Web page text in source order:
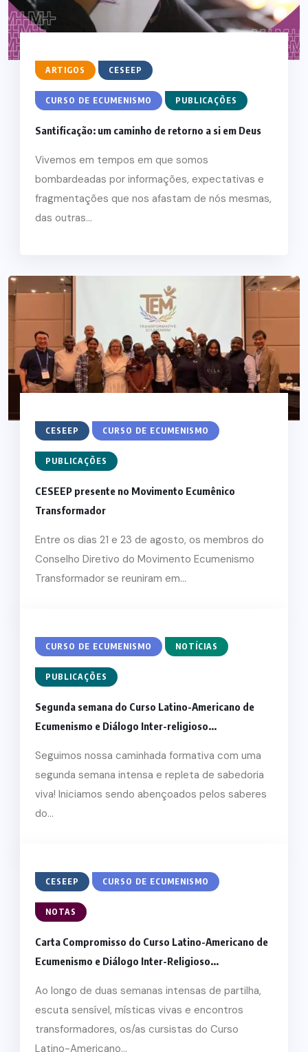
ARTIGOS CESEEP
CURSO DE ECUMENISMO PUBLICAÇÕES
Santificação: um caminho de retorno a si em Deus
Vivemos em tempos em que somos
bombardeadas por informações, expectativas e
fragmentações que nos afastam de nós mesmas,
das outras...
CESEEP CURSO DE ECUMENISMO
PUBLICAÇÕES
CESEEP presente no Movimento Ecumênico
Transformador
Entre os dias 21 e 23 de agosto, os membros do
Conselho Diretivo do Movimento Ecumenismo
Transformador se reuniram em...
CURSO DE ECUMENISMO NOTÍCIAS
PUBLICAÇÕES
Segunda semana do Curso Latino-Americano de
Ecumenismo e Diálogo Inter-religioso...
Seguimos nossa caminhada formativa com uma
segunda semana intensa e repleta de sabedoria
viva! Iniciamos sendo abençoados pelos saberes
do...
CESEEP CURSO DE ECUMENISMO
NOTAS
Carta Compromisso do Curso Latino-Americano de
Ecumenismo e Diálogo Inter-Religioso...
Ao longo de duas semanas intensas de partilha,
escuta sensível, místicas vivas e encontros
transformadores, os/as cursistas do Curso
Latino-Americano...